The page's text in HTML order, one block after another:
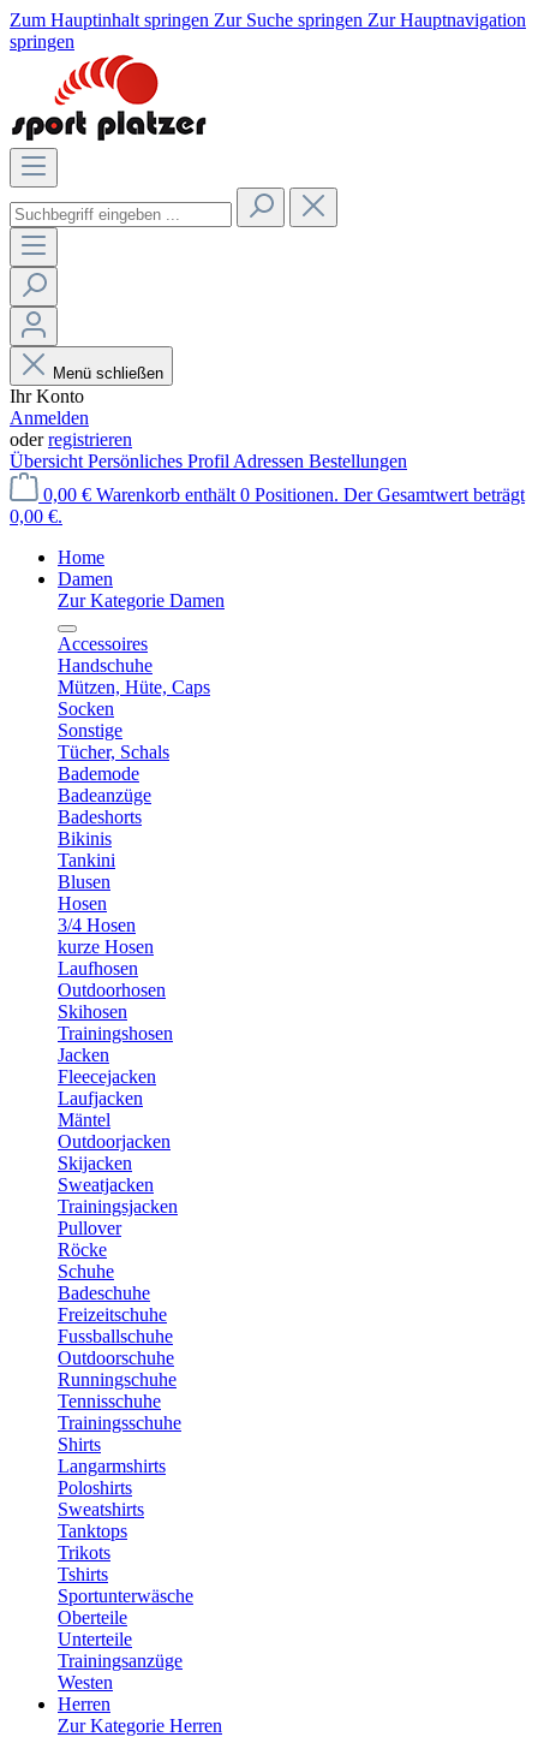
Zum Hauptinhalt springen Zur Suche springen Zur Hauptnavigation
springen
Menü schließen
Ihr Konto
Anmelden
oderregistrieren
Übersicht Persönliches Profil Adressen Bestellungen
0,00 € Warenkorb enthält 0 Positionen. Der Gesamtwert beträgt
0,00 €.
Home
Damen
Zur Kategorie Damen
Accessoires
Handschuhe
Mützen, Hüte, Caps
Socken
Sonstige
Tücher, Schals
Bademode
Badeanzüge
Badeshorts
Bikinis
Tankini
Blusen
Hosen
3/4 Hosen
kurze Hosen
Laufhosen
Outdoorhosen
Skihosen
Trainingshosen
Jacken
Fleecejacken
Laufjacken
Mäntel
Outdoorjacken
Skijacken
Sweatjacken
Trainingsjacken
Pullover
Röcke
Schuhe
Badeschuhe
Freizeitschuhe
Fussballschuhe
Outdoorschuhe
Runningschuhe
Tennisschuhe
Trainingsschuhe
Shirts
Langarmshirts
Poloshirts
Sweatshirts
Tanktops
Trikots
Tshirts
Sportunterwäsche
Oberteile
Unterteile
Trainingsanzüge
Westen
Herren
Zur Kategorie Herren